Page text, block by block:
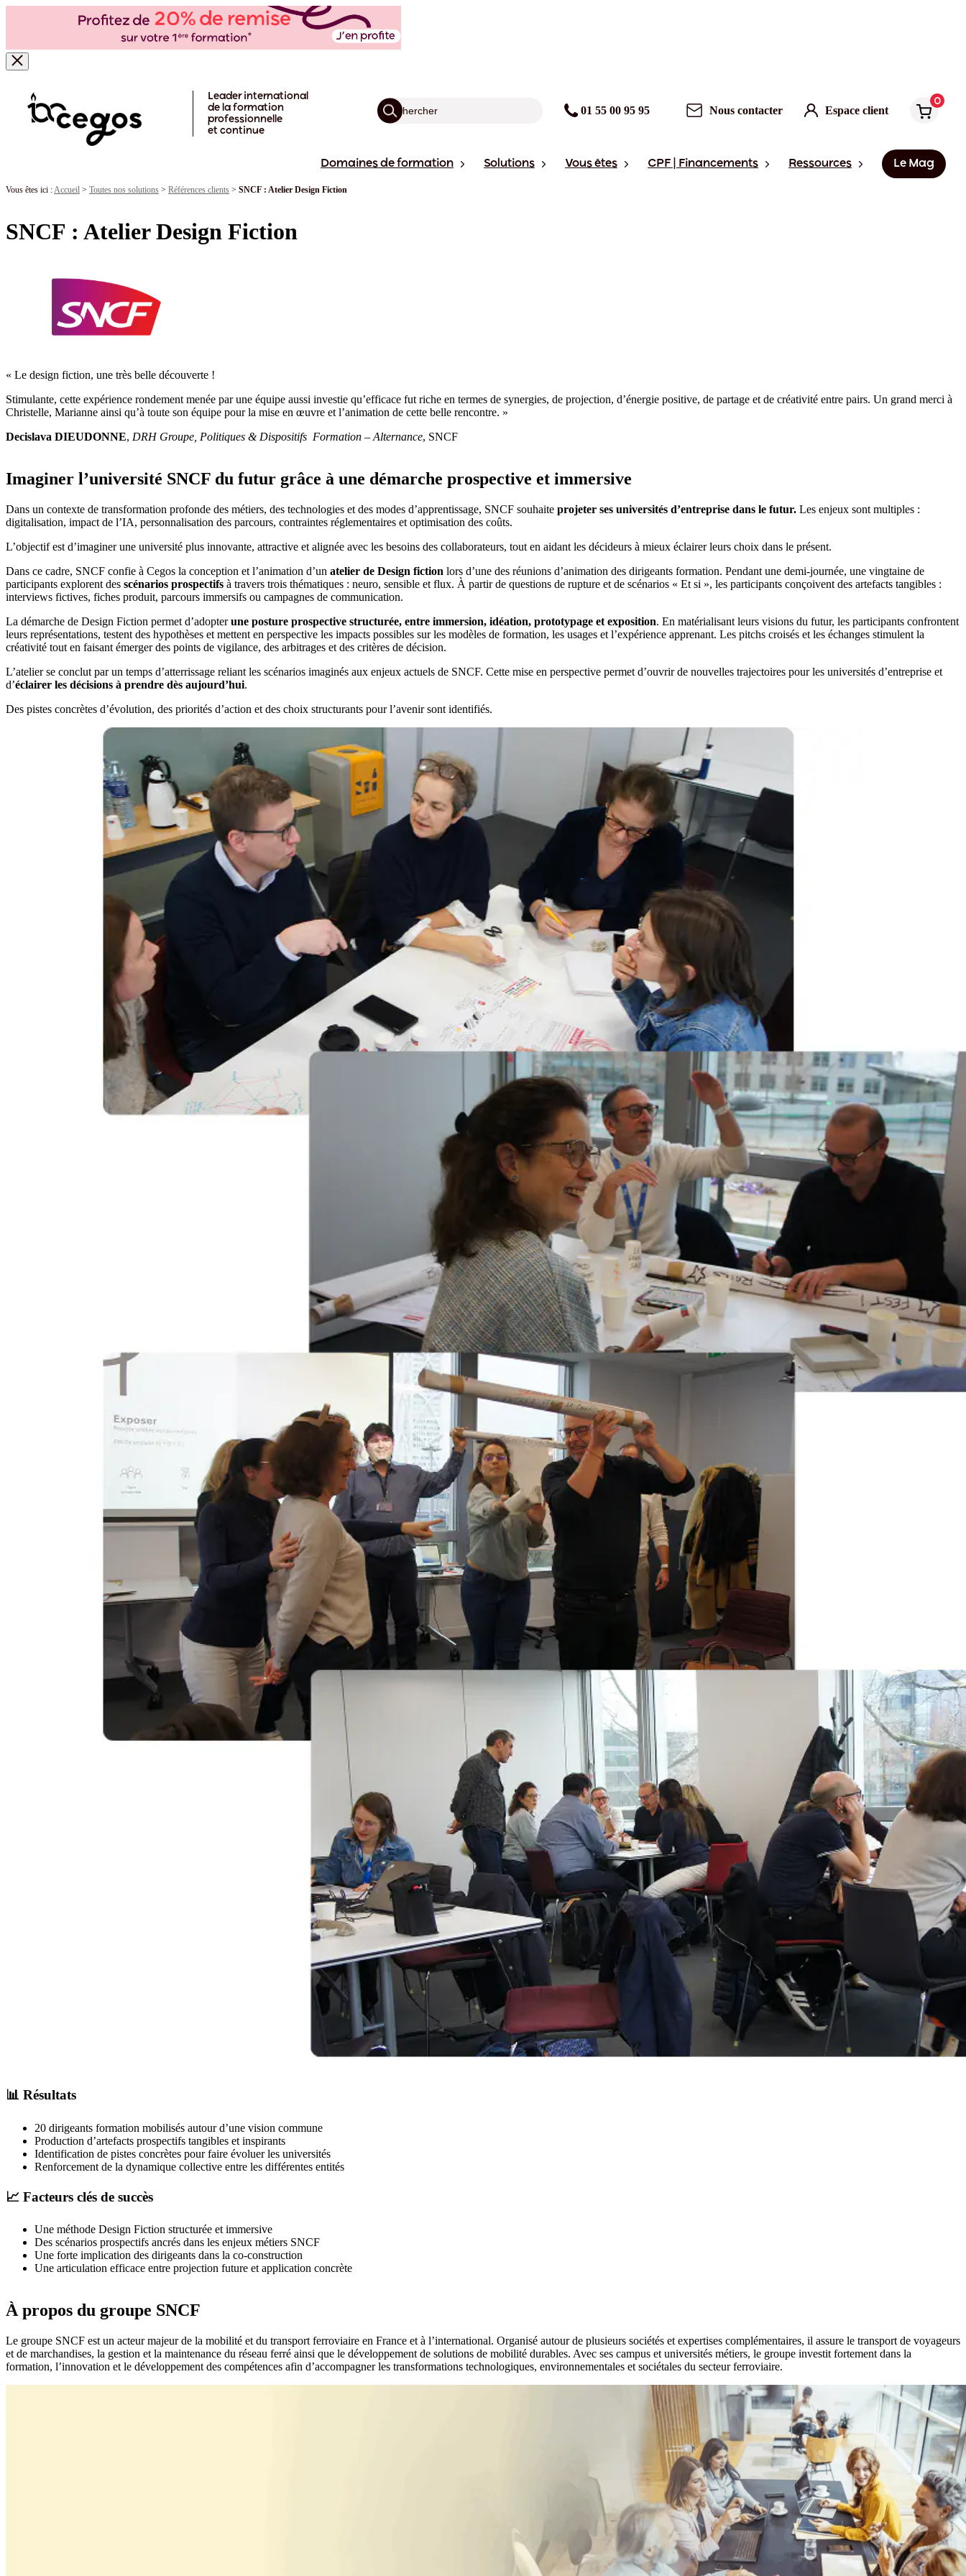
Leader international
de la formation
professionnelle
et continue
01 55 00 95 95 Nous contacter Espace client
0
Domaines de formation Solutions Vous êtes CPF | Financements Ressources Le Mag
Vous êtes ici :Accueil > Toutes nos solutions > Références clients > SNCF : Atelier Design Fiction
SNCF : Atelier Design Fiction
« Le design fiction, une très belle découverte !
Stimulante, cette expérience rondement menée par une équipe aussi investie qu’efficace fut riche en termes de synergies, de projection, d’énergie positive, de partage et de créativité entre pairs. Un grand merci à
Christelle, Marianne ainsi qu’à toute son équipe pour la mise en œuvre et l’animation de cette belle rencontre. »
Decislava DIEUDONNE, DRH Groupe, Politiques & Dispositifs Formation – Alternance, SNCF
Imaginer l’université SNCF du futur grâce à une démarche prospective et immersive
Dans un contexte de transformation profonde des métiers, des technologies et des modes d’apprentissage, SNCF souhaite projeter ses universités d’entreprise dans le futur. Les enjeux sont multiples :
digitalisation, impact de l’IA, personnalisation des parcours, contraintes réglementaires et optimisation des coûts.
L’objectif est d’imaginer une université plus innovante, attractive et alignée avec les besoins des collaborateurs, tout en aidant les décideurs à mieux éclairer leurs choix dans le présent.
Dans ce cadre, SNCF confie à Cegos la conception et l’animation d’un atelier de Design fiction lors d’une des réunions d’animation des dirigeants formation. Pendant une demi-journée, une vingtaine de
participants explorent des scénarios prospectifs à travers trois thématiques : neuro, sensible et flux. À partir de questions de rupture et de scénarios « Et si », les participants conçoivent des artefacts tangibles :
interviews fictives, fiches produit, parcours immersifs ou campagnes de communication.
La démarche de Design Fiction permet d’adopterune posture prospective structurée, entre immersion, idéation, prototypage et exposition. En matérialisant leurs visions du futur, les participants confrontent
leurs représentations, testent des hypothèses et mettent en perspective les impacts possibles sur les modèles de formation, les usages et l’expérience apprenant. Les pitchs croisés et les échanges stimulent la
créativité tout en faisant émerger des points de vigilance, des arbitrages et des critères de décision.
L’atelier se conclut par un temps d’atterrissage reliant les scénarios imaginés aux enjeux actuels de SNCF. Cette mise en perspective permet d’ouvrir de nouvelles trajectoires pour les universités d’entreprise et
d’éclairer les décisions à prendre dès aujourd’hui.
Des pistes concrètes d’évolution, des priorités d’action et des choix structurants pour l’avenir sont identifiés.
📊 Résultats
20 dirigeants formation mobilisés autour d’une vision commune
Production d’artefacts prospectifs tangibles et inspirants
Identification de pistes concrètes pour faire évoluer les universités
Renforcement de la dynamique collective entre les différentes entités
📈 Facteurs clés de succès
Une méthode Design Fiction structurée et immersive
Des scénarios prospectifs ancrés dans les enjeux métiers SNCF
Une forte implication des dirigeants dans la co-construction
Une articulation efficace entre projection future et application concrète
À propos du groupe SNCF
Le groupe SNCF est un acteur majeur de la mobilité et du transport ferroviaire en France et à l’international. Organisé autour de plusieurs sociétés et expertises complémentaires, il assure le transport de voyageurs
et de marchandises, la gestion et la maintenance du réseau ferré ainsi que le développement de solutions de mobilité durables. Avec ses campus et universités métiers, le groupe investit fortement dans la
formation, l’innovation et le développement des compétences afin d’accompagner les transformations technologiques, environnementales et sociétales du secteur ferroviaire.